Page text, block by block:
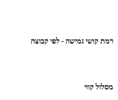
רמת קושי גמישה - לפי קבוצה
מסלול קווי